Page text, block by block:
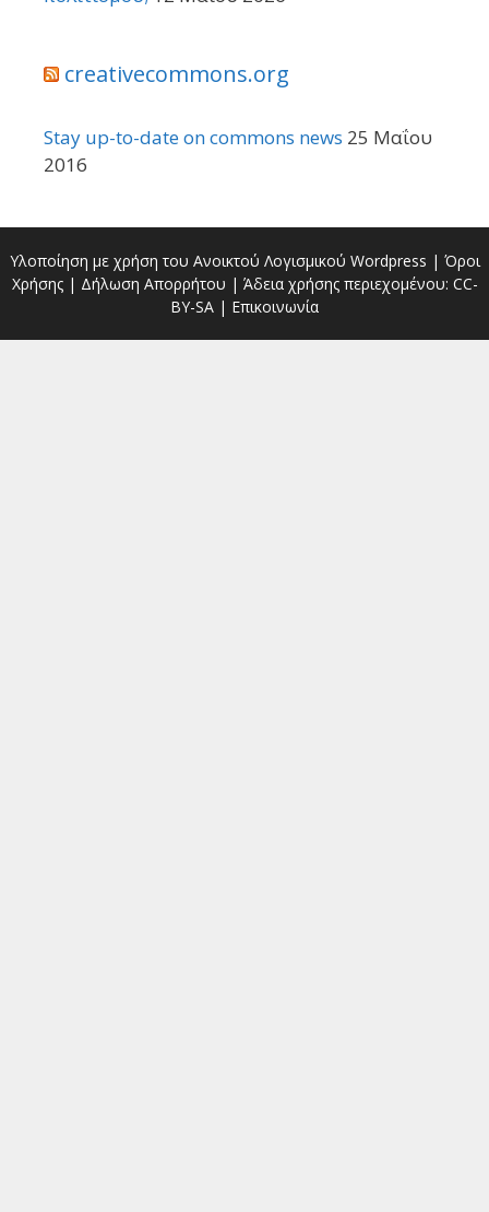
creativecommons.org
Stay up-to-date on commons news 25 Μαΐου
2016
Υλοποίηση με χρήση του Ανοικτού Λογισμικού Wordpress | Όροι
Χρήσης| Δήλωση Απορρήτου | Άδεια χρήσης περιεχομένου: CC-
BY-SA | Επικοινωνία